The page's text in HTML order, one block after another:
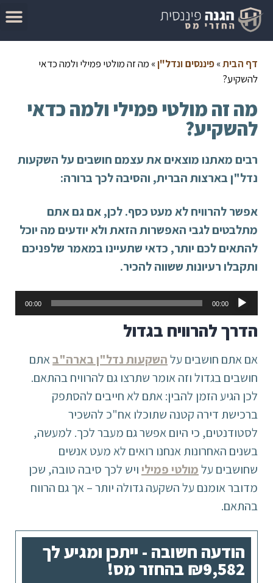
דף הבית»פיננסים ונדל"ן» מה זה מולטי פמילי ולמה כדאי
להשקיע?
מה זה מולטי פמילי ולמה כדאי
להשקיע?
רבים מאתנו מוצאים את עצמם חושבים על השקעות
נדל"ן בארצות הברית, והסיבה לכך ברורה:
אפשר להרוויח לא מעט כסף. לכן, אם גם אתם
מתלבטים לגבי האפשרות הזאת ולא יודעים מה יוכל
להתאים לכם יותר, כדאי שתעיינו במאמר שלפניכם
ותקבלו רעיונות ששווה להכיר.
אודיו
00:00
00:00
הדרך להרוויח בגדול
אם אתם חושבים עלהשקעות נדל"ן בארה"באתם
חושבים בגדול וזה אומר שתרצו גם להרוויח בהתאם.
לכן הגיע הזמן להבין: אתם לא חייבים להסתפק
ברכישת דירה קטנה שתוכלו אח"כ להשכיר
לסטודנטים, כי היום אפשר גם מעבר לכך. למעשה,
בשנים האחרונות אנחנו רואים לא מעט אנשים
שחושבים עלמולטי פמילי ויש לכך סיבה טובה, שכן
מדובר אומנם על השקעה גדולה יותר – אך גם הרווח
בהתאם.
הודעה חשובה - ייתכן ומגיע לך
₪9,582 בהחזר מס!